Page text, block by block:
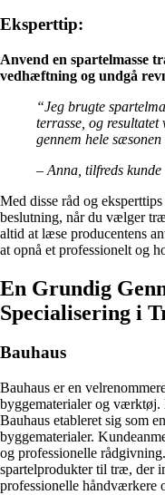
Eksperttip:
Anvend en spartelmasse
vedhæftning og undgå
“Jeg brugte
terrasse, og
gennem hele
– Anna, tilfreds kunde
Med disse råd og
beslutning, når du vælger
altid at læse producentens
at opnå et professionelt og
En Grundig
Specialisering i
Bauhaus
Bauhaus er en
byggematerialer og
Bauhaus etableret sig som
byggematerialer.
og professionelle
spartelprodukter til træ, der
professionelle håndværkere